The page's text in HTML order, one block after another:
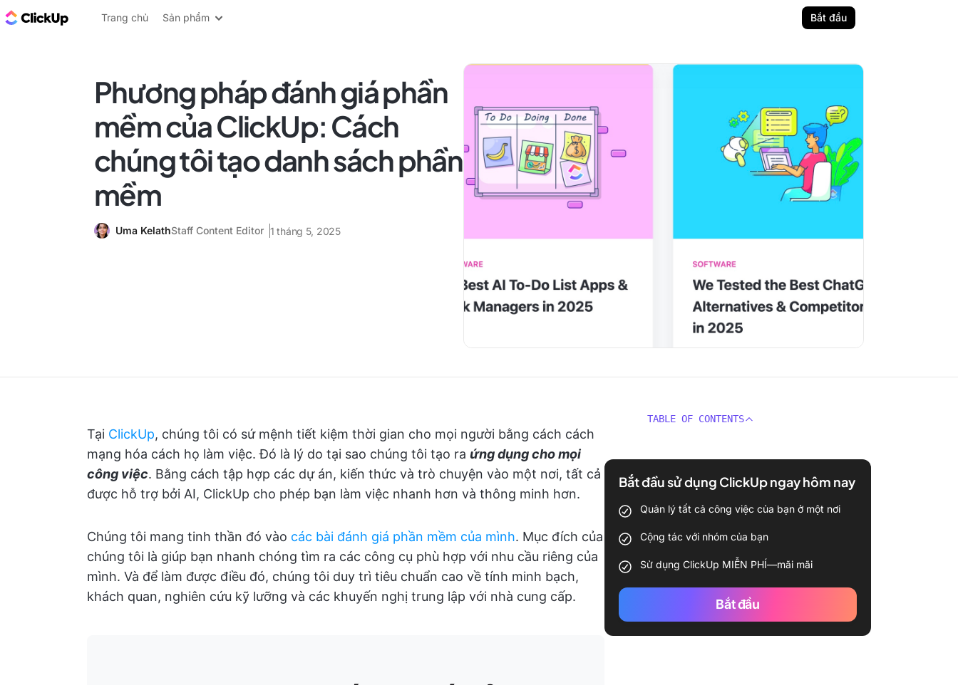
ClickUp Blog
Trang chủ Sản phẩm Bắt đầu
Phương pháp đánh giá phần
mềm của ClickUp: Cách
chúng tôi tạo danh sách phần
mềm
Uma KelathStaff Content Editor 1 tháng 5, 2025
Tại ClickUp, chúng tôi có sứ mệnh tiết kiệm thời gian cho mọi người bằng cách cách
mạng hóa cách họ làm việc. Đó là lý do tại sao chúng tôi tạo ra ứng dụng cho mọi
công việc. Bằng cách tập hợp các dự án, kiến thức và trò chuyện vào một nơi, tất cả
được hỗ trợ bởi AI, ClickUp cho phép bạn làm việc nhanh hơn và thông minh hơn.
Chúng tôi mang tinh thần đó vào các bài đánh giá phần mềm của mình. Mục đích của
chúng tôi là giúp bạn nhanh chóng tìm ra các công cụ phù hợp với nhu cầu riêng của
mình. Và để làm được điều đó, chúng tôi duy trì tiêu chuẩn cao về tính minh bạch,
khách quan, nghiên cứu kỹ lưỡng và các khuyến nghị trung lập với nhà cung cấp.
TABLE OF CONTENTS
Bắt đầu sử dụng ClickUp ngay hôm nay
Quản lý tất cả công việc của bạn ở một nơi
Cộng tác với nhóm của bạn
Sử dụng ClickUp MIỄN PHÍ—mãi mãi
Bắt đầu